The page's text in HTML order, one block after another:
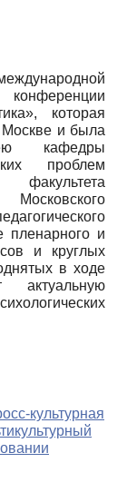
которая
Москве и была
кафедры
проблем
факультета
пленарного и
и круглых
в ходе
актуальную
культурная